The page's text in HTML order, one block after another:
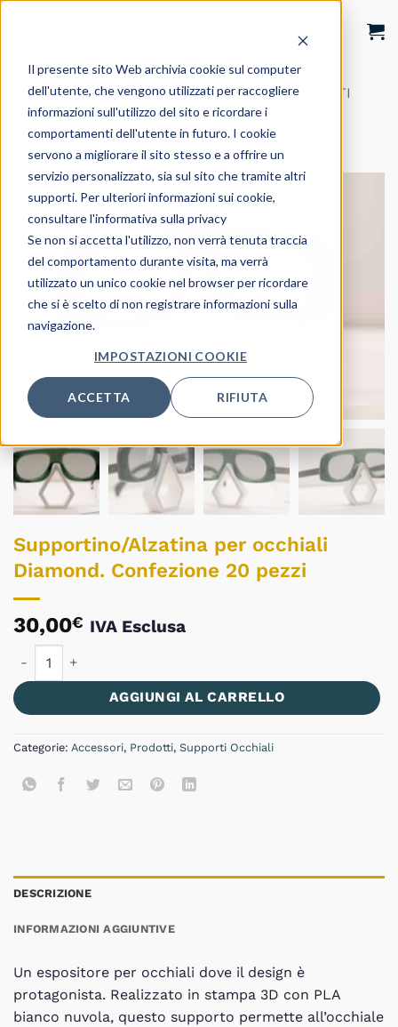
Il presente sito Web archivia cookie sul computer
dell'utente, che vengono utilizzati per raccogliere
informazioni sull'utilizzo del sito e ricordare i
comportamenti dell'utente in futuro. I cookie
servono a migliorare il sito stesso e a offrire un
servizio personalizzato, sia sul sito che tramite altri
supporti. Per ulteriori informazioni sui cookie,
consultare l'informativa sulla privacy
Se non si accetta l'utilizzo, non verrà tenuta traccia
del comportamento durante visita, ma verrà
utilizzato un unico cookie nel browser per ricordare
che si è scelto di non registrare informazioni sulla
navigazione.
IMPOSTAZIONI COOKIE
ACCETTA RIFIUTA
HOME / SHOP / ACCESSORI / SUPPORTI
OCCHIALI
Supportino/Alzatina per occhiali
Diamond. Confezione 20 pezzi
30,00€ IVA Esclusa
AGGIUNGI AL CARRELLO
Categorie: Accessori, Prodotti, Supporti Occhiali
DESCRIZIONE
INFORMAZIONI AGGIUNTIVE
Un espositore per occhiali dove il design è
protagonista. Realizzato in stampa 3D con PLA
bianco nuvola, questo supporto permette all’occhiale